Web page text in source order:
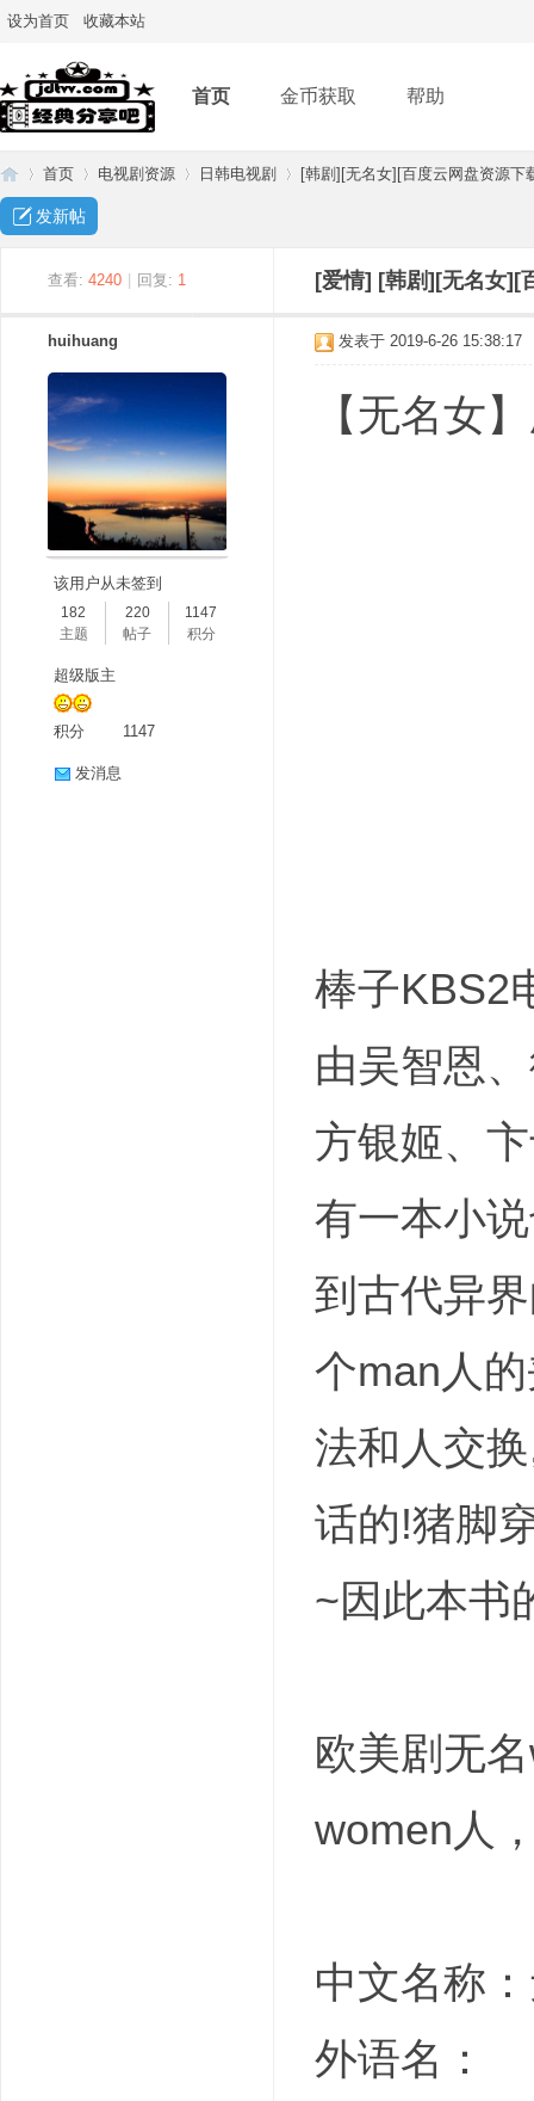
设为首页 收藏本站
首页 金币获取 帮助
首页
›
电视剧资源
›
日韩电视剧 [韩剧][无名女][百度云网盘资源下
发新帖
查看: 4240 回复: 1 [爱情] [韩剧][无名女][
huihuang
该用户从未签到
182
主题
220
帖子
1147
积分
超级版主
积分 1147
发消息
发表于 2019-6-26 15:38:17
【无名女
棒子KBS2
由吴智恩
方银姬、
有一本小
到古代异
个man人
法和人交
话的!猪脚
~因此本书
欧美剧无
women人
中文名称
外语名：